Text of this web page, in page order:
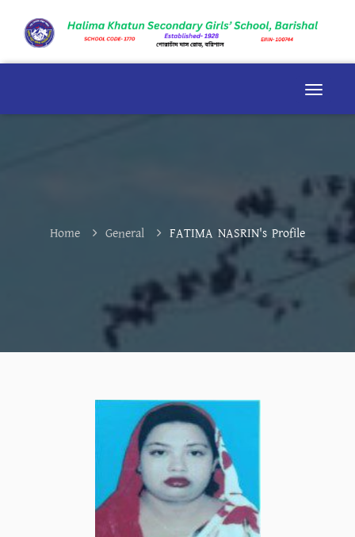
Home General FATIMA NASRIN's Profile